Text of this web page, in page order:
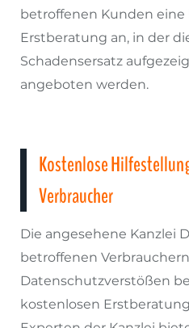
betroffenen Kunden eine
Erstberatung an, in der
Schadensersatz
angeboten werden.
Kostenlose
Verbraucher
Die angesehene Kanzlei
betroffenen
Datenschutzverstößen
kostenlosen